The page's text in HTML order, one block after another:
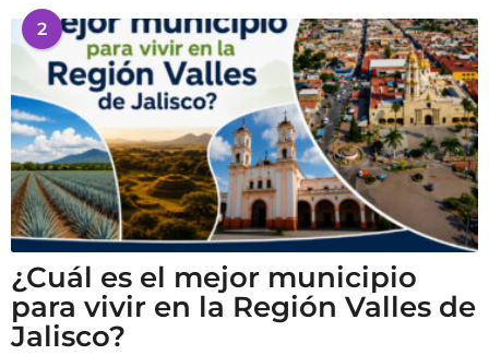
2
¿Cuál es el mejor municipio
para vivir en la Región Valles de
Jalisco?